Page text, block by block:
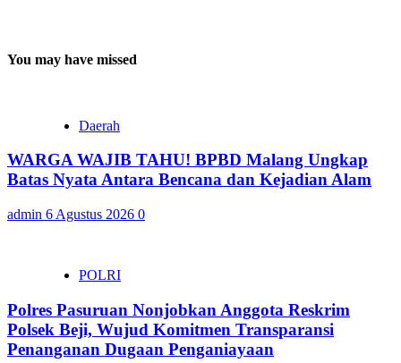
You may have missed
Daerah
WARGA WAJIB TAHU! BPBD Malang Ungkap
Batas Nyata Antara Bencana dan Kejadian Alam
admin 6 Agustus 2026 0
POLRI
Polres Pasuruan Nonjobkan Anggota Reskrim
Polsek Beji, Wujud Komitmen Transparansi
Penanganan Dugaan Penganiayaan